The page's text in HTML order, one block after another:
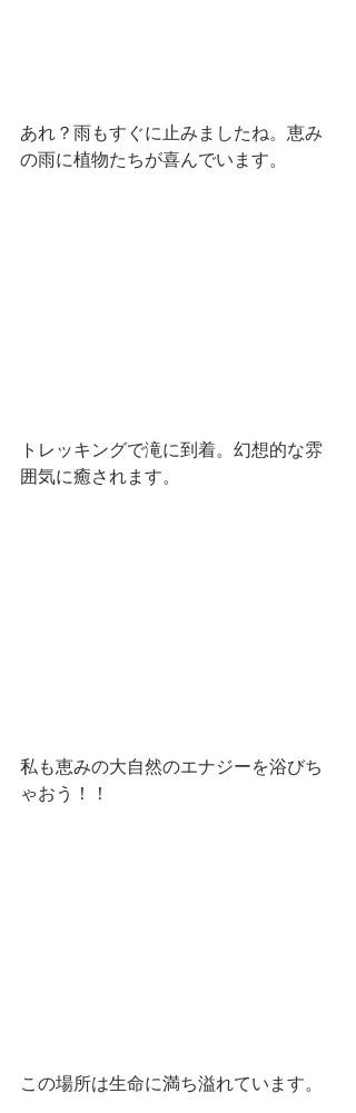
あれ？雨もすぐに止みましたね。恵み
の雨に植物たちが喜んでいます。
トレッキングで滝に到着。幻想的な雰
囲気に癒されます。
私も恵みの大自然のエナジーを浴びち
ゃおう！！
この場所は生命に満ち溢れています。